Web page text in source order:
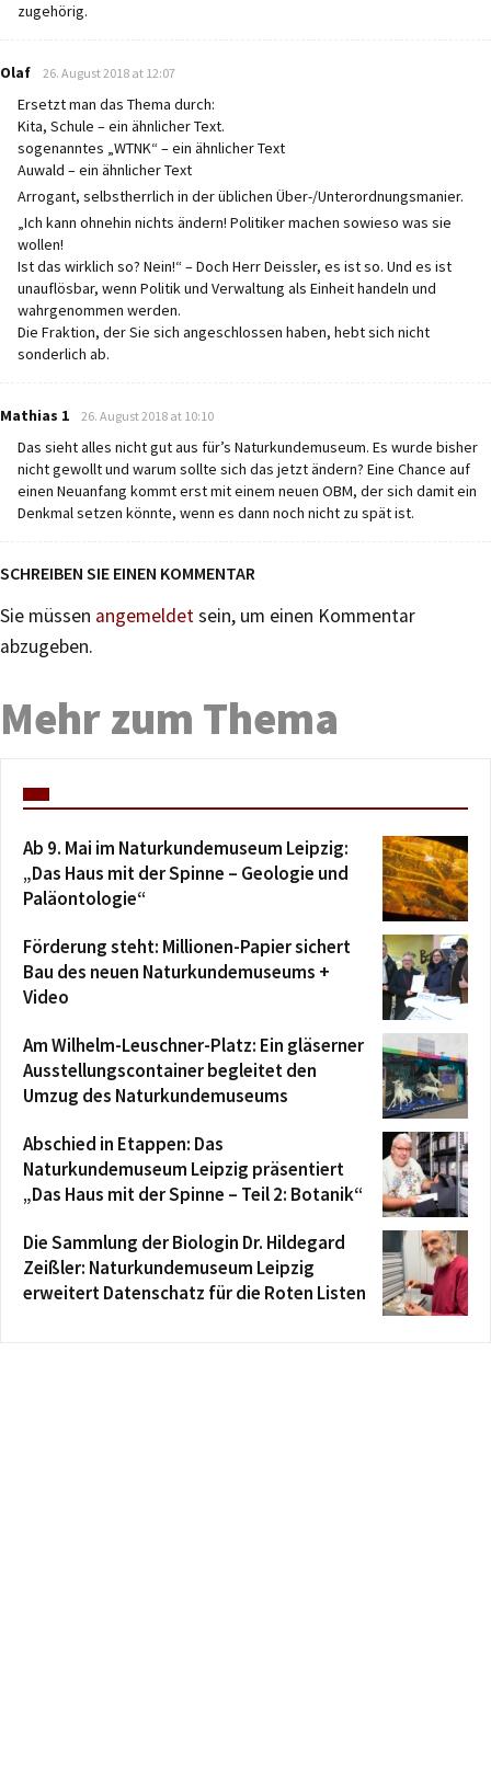
zugehörig.
Olaf says:
26. August 2018 at 12:07
Ersetzt man das Thema durch:
Kita, Schule – ein ähnlicher Text.
sogenanntes „WTNK“ – ein ähnlicher Text
Auwald – ein ähnlicher Text
Arrogant, selbstherrlich in der üblichen Über-/Unterordnungsmanier.
„Ich kann ohnehin nichts ändern! Politiker machen sowieso was sie
wollen!
Ist das wirklich so? Nein!“ – Doch Herr Deissler, es ist so. Und es ist
unauflösbar, wenn Politik und Verwaltung als Einheit handeln und
wahrgenommen werden.
Die Fraktion, der Sie sich angeschlossen haben, hebt sich nicht
sonderlich ab.
Mathias 1 says:
26. August 2018 at 10:10
Das sieht alles nicht gut aus für’s Naturkundemuseum. Es wurde bisher
nicht gewollt und warum sollte sich das jetzt ändern? Eine Chance auf
einen Neuanfang kommt erst mit einem neuen OBM, der sich damit ein
Denkmal setzen könnte, wenn es dann noch nicht zu spät ist.
SCHREIBEN SIE EINEN KOMMENTAR
Sie müssen angemeldetsein, um einen Kommentar
abzugeben.
Mehr zum Thema
Ab 9. Mai im Naturkundemuseum Leipzig:
„Das Haus mit der Spinne – Geologie und
Paläontologie“
Förderung steht: Millionen-Papier sichert
Bau des neuen Naturkundemuseums +
Video
Am Wilhelm-Leuschner-Platz: Ein gläserner
Ausstellungscontainer begleitet den
Umzug des Naturkundemuseums
Abschied in Etappen: Das
Naturkundemuseum Leipzig präsentiert
„Das Haus mit der Spinne – Teil 2: Botanik“
Die Sammlung der Biologin Dr. Hildegard
Zeißler: Naturkundemuseum Leipzig
erweitert Datenschatz für die Roten Listen